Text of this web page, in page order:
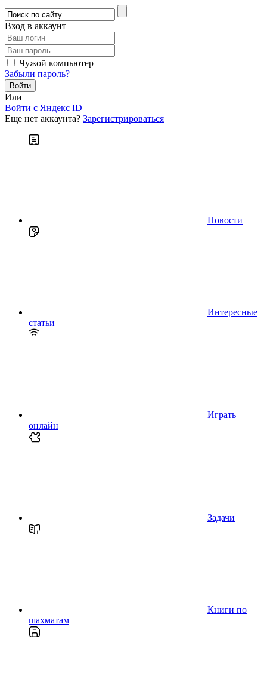
Вход в аккаунт
Чужой компьютер
Забыли пароль?
Или
Войти c Яндекс ID
Еще нет аккаунта? Зарегистрироваться
Новости
Интересные
статьи
Играть
онлайн
Задачи
Книги по
шахматам